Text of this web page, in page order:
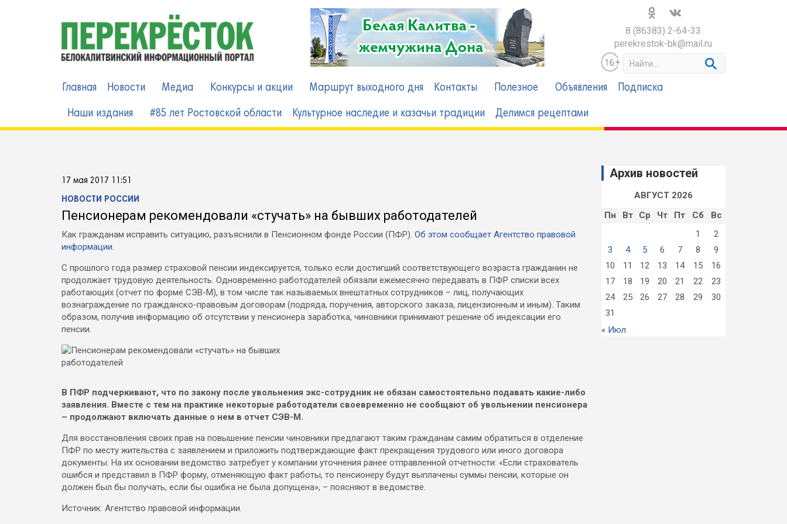
8 (86383) 2-64-33
perekrestok-bk@mail.ru
a
Главная Новости Медиа Конкурсы и акции Маршрут выходного дня Контакты Полезное Объявления Подписка
Наши издания #85 лет Ростовской области Культурное наследие и казачьи традиции Делимся рецептами
17 мая 2017 11:51
НОВОСТИ РОССИИ
Пенсионерам рекомендовали «стучать» на бывших работодателей
Как гражданам исправить ситуацию, разъяснили в Пенсионном фонде России (ПФР). Об этом сообщает Агентство правовой
информации.
С прошлого года размер страховой пенсии индексируется, только если достигший соответствующего возраста гражданин не
продолжает трудовую деятельность. Одновременно работодателей обязали ежемесячно передавать в ПФР списки всех
работающих (отчет по форме СЭВ-М), в том числе так называемых внештатных сотрудников – лиц, получающих
вознаграждение по гражданско-правовым договорам (подряда, поручения, авторского заказа, лицензионным и иным). Таким
образом, получив информацию об отсутствии у пенсионера заработка, чиновники принимают решение об индексации его
пенсии.
В ПФР подчеркивают, что по закону после увольнения экс-сотрудник не обязан самостоятельно подавать какие-либо
заявления. Вместе с тем на практике некоторые работодатели своевременно не сообщают об увольнении пенсионера
– продолжают включать данные о нем в отчет СЭВ-М.
Для восстановления своих прав на повышение пенсии чиновники предлагают таким гражданам самим обратиться в отделение
ПФР по месту жительства с заявлением и приложить подтверждающие факт прекращения трудового или иного договора
документы. На их основании ведомство затребует у компании уточнения ранее отправленной отчетности: «Если страхователь
ошибся и представил в ПФР форму, отменяющую факт работы, то пенсионеру будут выплачены суммы пенсии, которые он
должен был бы получать, если бы ошибка не была допущена», – поясняют в ведомстве.
Источник: Агентство правовой информации.
Архив новостей
АВГУСТ 2026
Пн
Вт Ср Чт Пт Сб
Вс
1
2
3
4 5 6 7 8
9
10
11 12 13 14 15
16
17
18 19 20 21 22
23
24
25 26 27 28 29
30
31
« Июл
Открыть панель инструментов